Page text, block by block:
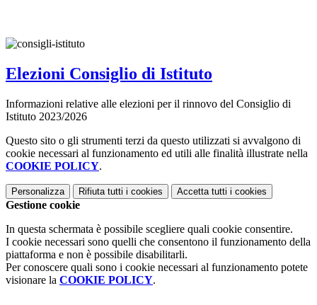
Elezioni Consiglio di Istituto
Informazioni relative alle elezioni per il rinnovo del Consiglio di
Istituto 2023/2026
Questo sito o gli strumenti terzi da questo utilizzati si avvalgono di
cookie necessari al funzionamento ed utili alle finalità illustrate nella
COOKIE POLICY.
Personalizza Rifiuta tutti i cookies Accetta tutti i cookies
Gestione cookie
In questa schermata è possibile scegliere quali cookie consentire.
I cookie necessari sono quelli che consentono il funzionamento della
piattaforma e non è possibile disabilitarli.
Per conoscere quali sono i cookie necessari al funzionamento potete
visionare la COOKIE POLICY.